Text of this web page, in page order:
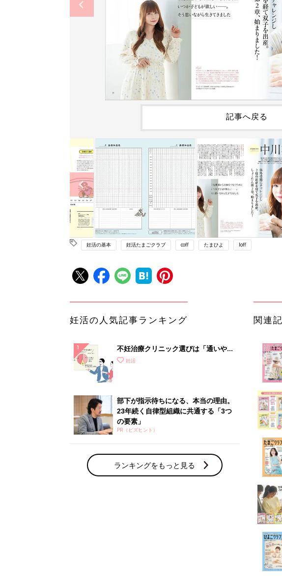
記事へ戻る
妊活の基本 妊活たまごクラブ coff たまひよ loff
妊活の人気記事ランキング
不妊治療クリニック選びは「通いやす
さ」が大切！選び方、重要3カ条っ
妊活
部下が指示待ちになる、本当の理由。
23年続く自律型組織に共通する「3つ
の要素」
PR（ビズヒント）
ランキングをもっと見る
関連